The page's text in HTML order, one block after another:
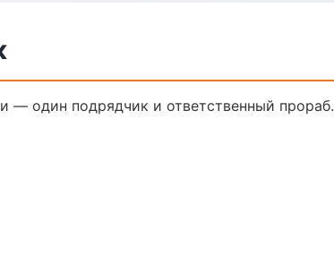
— один подрядчик и ответственный прораб.